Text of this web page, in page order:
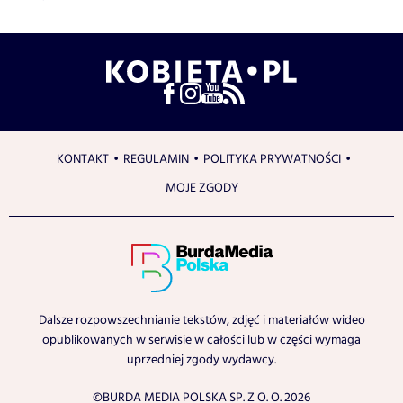
KONTAKT REGULAMIN
POLITYKA PRYWATNOŚCI
MOJE ZGODY
Dalsze rozpowszechnianie tekstów, zdjęć i materiałów wideo
opublikowanych w serwisie w całości lub w części wymaga
uprzedniej zgody wydawcy.
©BURDA MEDIA POLSKA SP. Z O. O. 2026